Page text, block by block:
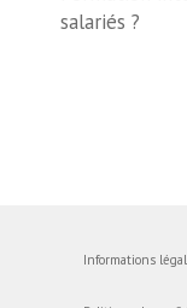
salariés ?
Informations